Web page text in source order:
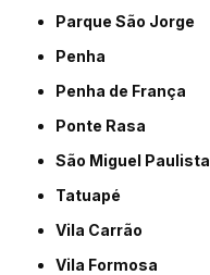
Parque São Jorge
Penha
Penha de França
Ponte Rasa
São Miguel Paulista
Tatuapé
Vila Carrão
Vila Formosa